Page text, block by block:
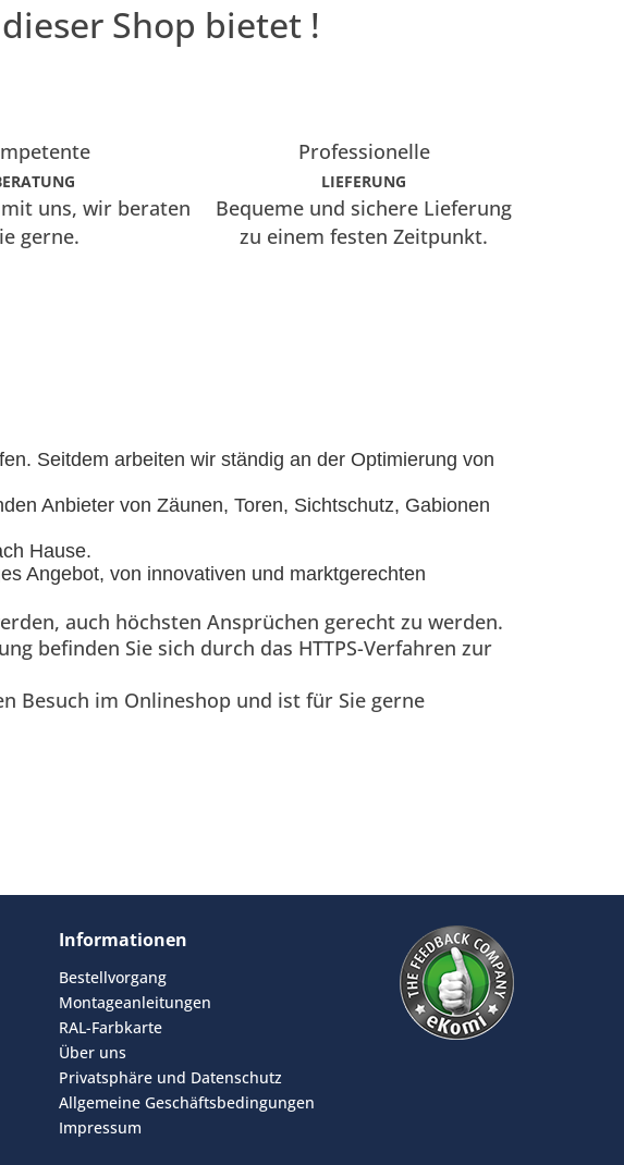
Shop bietet !
mit uns, wir beraten
gerne.
Professionelle
LIEFERUNG
Bequeme und sichere Lieferung
zu einem festen Zeitpunkt.
Seitdem arbeiten wir ständig an der Optimierung von
Anbieter von Zäunen, Toren, Sichtschutz, Gabionen
Hause.
Angebot, von innovativen und marktgerechten
auch höchsten Ansprüchen gerecht zu werden.
befinden Sie sich durch das HTTPS-Verfahren zur
Besuch im Onlineshop und ist für Sie gerne
Informationen
Bestellvorgang
Montageanleitungen
RAL-Farbkarte
Über uns
Privatsphäre und Datenschutz
Allgemeine Geschäftsbedingungen
Impressum